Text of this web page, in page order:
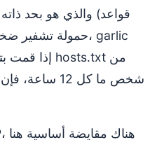
شخص ما كل 12